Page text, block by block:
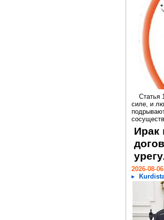
Статья
силе, и
Ирак
2026-08-06